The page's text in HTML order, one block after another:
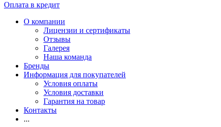
Оплата в кредит
О компании
Лицензии и сертификаты
Отзывы
Галерея
Наша команда
Бренды
Информация для покупателей
Условия оплаты
Условия доставки
Гарантия на товар
Контакты
...